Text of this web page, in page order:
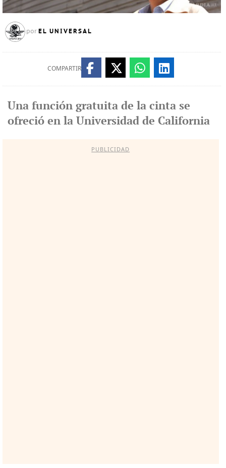
por EL UNIVERSAL
COMPARTIR
Una función gratuita de la cinta se
ofreció en la Universidad de California
PUBLICIDAD